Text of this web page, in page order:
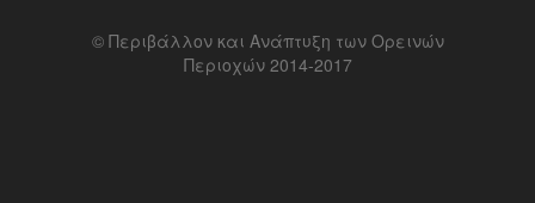
© Περιβάλλον και Ανάπτυξη των Ορεινών
Περιοχών 2014-2017